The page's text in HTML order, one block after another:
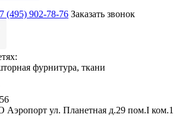
(495) 902-78-76 Заказать звонок
фурнитура, ткани
Аэропорт ул. Планетная д.29 пом.I ком.1